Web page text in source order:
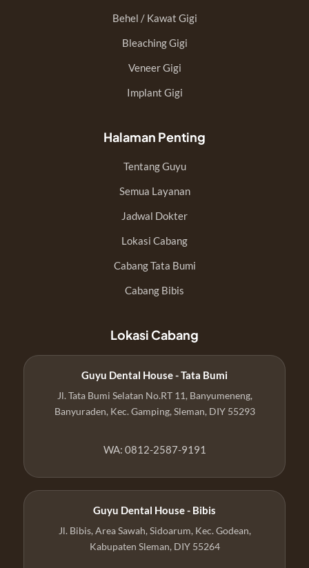
Behel / Kawat Gigi
Bleaching Gigi
Veneer Gigi
Implant Gigi
Halaman Penting
Tentang Guyu
Semua Layanan
Jadwal Dokter
Lokasi Cabang
Cabang Tata Bumi
Cabang Bibis
Lokasi Cabang
Guyu Dental House - Tata Bumi
Jl. Tata Bumi Selatan No.RT 11, Banyumeneng,
Banyuraden, Kec. Gamping, Sleman, DIY 55293
WA: 0812-2587-9191
Guyu Dental House - Bibis
Jl. Bibis, Area Sawah, Sidoarum, Kec. Godean,
Kabupaten Sleman, DIY 55264